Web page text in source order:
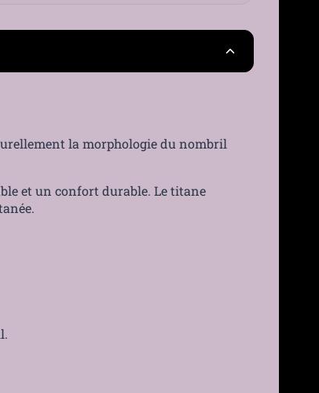
la morphologie du nombril
et un confort durable. Le titane